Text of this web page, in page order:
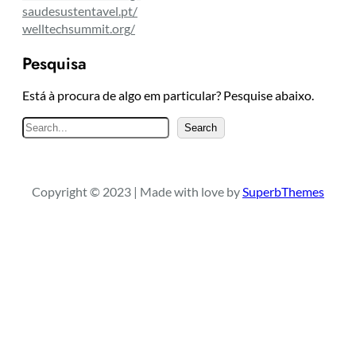
saudesustentavel.pt/
welltechsummit.org/
Pesquisa
Está à procura de algo em particular? Pesquise abaixo.
e
u
Search
Copyright © 2023 | Made with love bySuperbThemes